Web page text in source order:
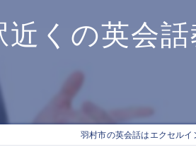
くの英会
羽村市の英会話はエクセル